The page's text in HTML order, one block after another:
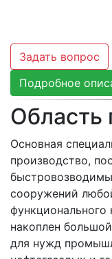
Задать вопрос
Подробное
Область
Основная
производство,
сооружений
функционального
накоплен
для нужд